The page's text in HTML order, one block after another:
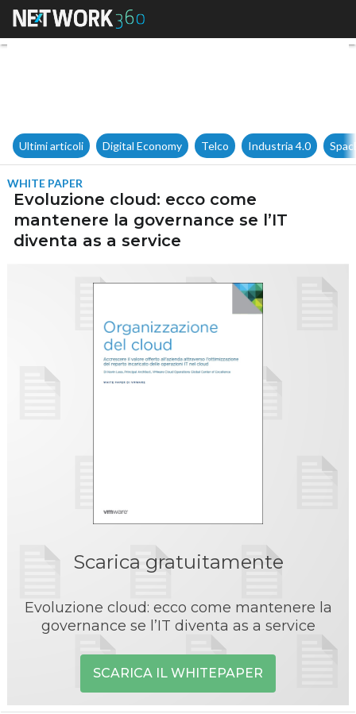
Evoluzione cloud: ecco
Ultimi articoli Digital Economy Telco Industria 4.0
WHITE PAPER
Evoluzione cloud: ecco come
mantenere la governance se l’IT
diventa as a service
Scarica gratuitamente
Evoluzione cloud: ecco come mantenere la
governance se l’IT diventa as a service
SCARICA IL WHITEPAPER